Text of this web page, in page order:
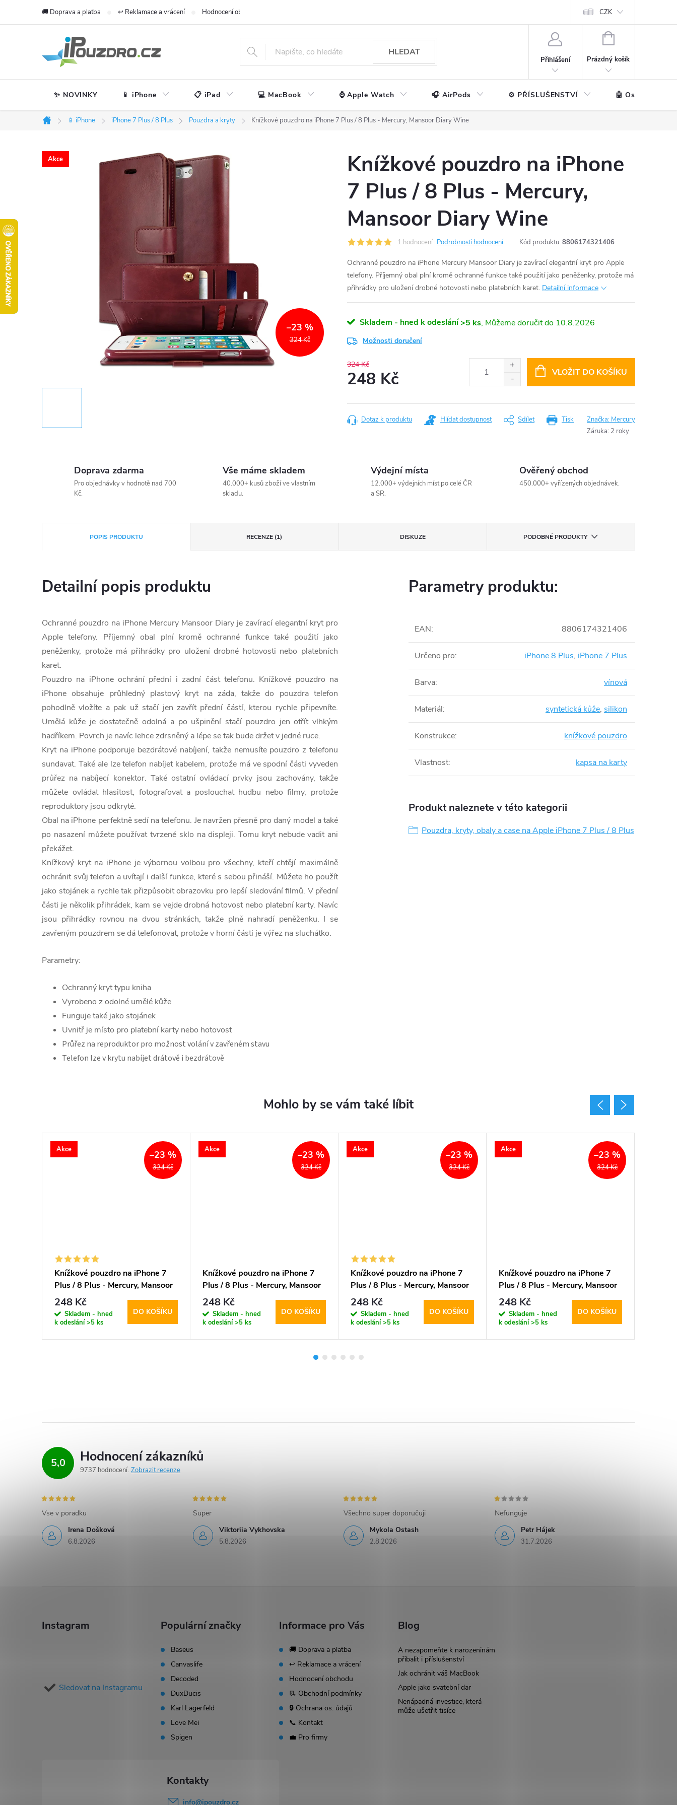
🚚 Doprava a platba ↩️ Reklamace a vrácení Hodnocení obchodu CZK
HLEDAT
Přihlášení
NÁKUPNÍ
Prázdný košík
✨ NOVINKY 📱 iPhone 📋 iPad 💻 MacBook ⌚ Apple Watch 🎧 AirPods ⚙️ PŘÍSLUŠENSTVÍ 🤖 Ostatní
Domů
📱 iPhone iPhone 7 Plus / 8 Plus Pouzdra a kryty Knížkové pouzdro na iPhone 7 Plus / 8 Plus - Mercury, Mansoor Diary Wine
Akce
324 Kč
–23 %
Knížkové pouzdro na iPhone
7 Plus / 8 Plus - Mercury,
Mansoor Diary Wine
1 hodnocení Podrobnosti hodnocení Kód produktu: 8806174321406
Ochranné pouzdro na iPhone Mercury Mansoor Diary je zavírací elegantní kryt pro Apple
telefony. Příjemný obal plní kromě ochranné funkce také použití jako peněženky, protože má
přihrádky pro uložení drobné hotovosti nebo platebních karet. Detailní informace
Skladem - hned k odeslání>5 ks 10.8.2026
Možnosti doručení
324 Kč
248 Kč
cena:
VLOŽIT DO KOŠÍKU
Tisk
Dotaz k produktu Hlídat dostupnost Sdílet Značka: Mercury
Záruka: 2 roky
Doprava zdarma
Pro objednávky v hodnotě nad 700
Kč.
Vše máme skladem
40.000+ kusů zboží ve vlastním
skladu.
Výdejní místa
12.000+ výdejních míst po celé ČR
a SR.
Ověřený obchod
450.000+ vyřízených objednávek.
POPIS PRODUKTU RECENZE (1) DISKUZE PODOBNÉ PRODUKTY
Detailní popis produktu
Ochranné pouzdro na iPhone Mercury Mansoor Diary je zavírací elegantní kryt pro
Apple telefony. Příjemný obal plní kromě ochranné funkce také použití jako
peněženky, protože má přihrádky pro uložení drobné hotovosti nebo platebních
karet.
Pouzdro na iPhone ochrání přední i zadní část telefonu. Knížkové pouzdro na
iPhone obsahuje průhledný plastový kryt na záda, takže do pouzdra telefon
pohodlně vložíte a pak už stačí jen zavřít přední částí, kterou rychle připevníte.
Umělá kůže je dostatečně odolná a po ušpinění stačí pouzdro jen otřít vlhkým
hadříkem. Povrch je navíc lehce zdrsněný a lépe se tak bude držet v jedné ruce.
Kryt na iPhone podporuje bezdrátové nabíjení, takže nemusíte pouzdro z telefonu
sundavat. Také ale lze telefon nabíjet kabelem, protože má ve spodní části vyveden
průřez na nabíjecí konektor. Také ostatní ovládací prvky jsou zachovány, takže
můžete ovládat hlasitost, fotografovat a poslouchat hudbu nebo filmy, protože
reproduktory jsou odkryté.
Obal na iPhone perfektně sedí na telefonu. Je navržen přesně pro daný model a také
po nasazení můžete používat tvrzené sklo na displeji. Tomu kryt nebude vadit ani
překážet.
Knížkový kryt na iPhone je výbornou volbou pro všechny, kteří chtějí maximálně
ochránit svůj telefon a uvítají i další funkce, které s sebou přináší. Můžete ho použít
jako stojánek a rychle tak přizpůsobit obrazovku pro lepší sledování filmů. V přední
části je několik přihrádek, kam se vejde drobná hotovost nebo platební karty. Navíc
jsou přihrádky rovnou na dvou stránkách, takže plně nahradí peněženku. I se
zavřeným pouzdrem se dá telefonovat, protože v horní části je výřez na sluchátko.
Parametry:
Ochranný kryt typu kniha
Vyrobeno z odolné umělé kůže
Funguje také jako stojánek
Uvnitř je místo pro platební karty nebo hotovost
Průřez na reproduktor pro možnost volání v zavřeném stavu
Telefon lze v krytu nabíjet drátově i bezdrátově
Parametry produktu:
EAN: 8806174321406
Určeno pro: iPhone 8 Plus, iPhone 7 Plus
Barva: vínová
Materiál: syntetická kůže, silikon
Konstrukce: knížkové pouzdro
Vlastnost: kapsa na karty
Produkt naleznete v této kategorii
Pouzdra, kryty, obaly a case na Apple iPhone 7 Plus / 8 Plus
Akce
324 Kč
–23 %
Knížkové pouzdro na iPhone 7
Plus / 8 Plus - Mercury, Mansoor
Diary Black
248 Kč
Skladem - hned
k odeslání>5 ks
DO KOŠÍKU
Akce
324 Kč
–23 %
Knížkové pouzdro na iPhone 7
Plus / 8 Plus - Mercury, Mansoor
Diary Brown
248 Kč
Skladem - hned
k odeslání>5 ks
DO KOŠÍKU
Akce
324 Kč
–23 %
Knížkové pouzdro na iPhone 7
Plus / 8 Plus - Mercury, Mansoor
Diary Red
248 Kč
Skladem - hned
k odeslání>5 ks
DO KOŠÍKU
Akce
324 Kč
–23 %
Knížkové pouzdro na iPhone 7
Plus / 8 Plus - Mercury, Mansoor
Diary Navy
248 Kč
Skladem - hned
k odeslání>5 ks
DO KOŠÍKU
5,0 Hodnocení zákazníků
9737 hodnocení Zobrazit recenze
Irena Došková
6.8.2026
Vse v poradku
Viktoriia Vykhovska
5.8.2026
Super
Mykola Ostash
2.8.2026
Všechno super doporučuji
Petr Hájek
31.7.2026
Nefunguje
Instagram
Sledovat na Instagramu
Populární značky
Baseus
Canvaslife
Decoded
DuxDucis
Karl Lagerfeld
Love Mei
Spigen
Informace pro Vás
🚚 Doprava a platba
↩️ Reklamace a vrácení
Hodnocení obchodu
📃 Obchodní podmínky
🔒 Ochrana os. údajů
📞 Kontakt
💼 Pro firmy
Blog
A nezapomeňte k narozeninám
přibalit i příslušenství
Jak ochránit váš MacBook
Apple jako svatební dar
Nenápadná investice, která
může ušetřit tisíce
info@ipouzdro.cz